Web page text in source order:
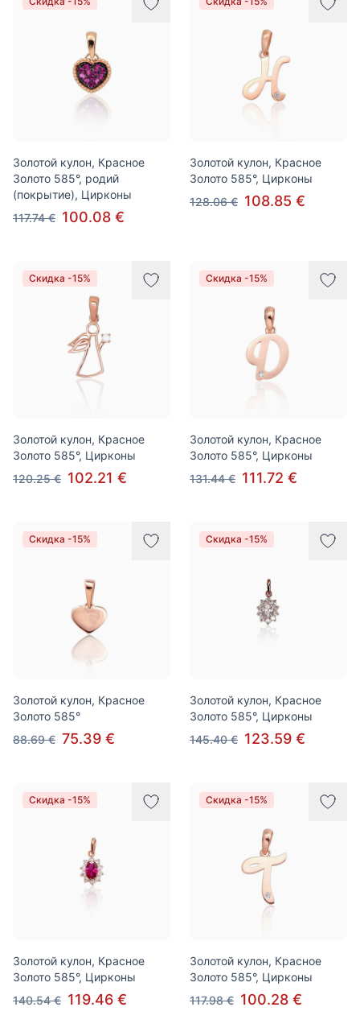
Золотой кулон, Красное
Золото 585°, родий
(покрытие), Цирконы
117.74 € 100.08 €
Золотой кулон, Красное
Золото 585°, Цирконы
128.06 € 108.85 €
Скидка -15%
Золотой кулон, Красное
Золото 585°, Цирконы
120.25 € 102.21 €
Скидка -15%
Золотой кулон, Красное
Золото 585°, Цирконы
131.44 € 111.72 €
Скидка -15%
Золотой кулон, Красное
Золото 585°
88.69 € 75.39 €
Скидка -15%
Золотой кулон, Красное
Золото 585°, Цирконы
145.40 € 123.59 €
Скидка -15%
Золотой кулон, Красное
Золото 585°, Цирконы
140.54 € 119.46 €
Скидка -15%
Золотой кулон, Красное
Золото 585°, Цирконы
117.98 € 100.28 €